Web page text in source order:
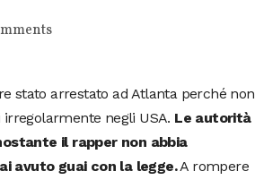
stato arrestato ad Atlanta perché non
negli USA. Le autorità
il rapper non abbia
avuto guai con la legge.A rompere